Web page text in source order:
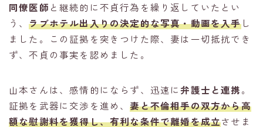
同僚医師 と継続的に不貞行為を繰り返していたとい
う、ラブホテル出入りの決定的な写真・動画を入手し
ました。この証拠を突きつけた際、妻は一切抵抗でき
ず、不貞の事実を認めました。
山本さんは、感情的にならず、迅速に 弁護士と連携。
証拠を武器に交渉を進め、妻と不倫相手の双方から高
額な慰謝料を獲得し、有利な条件で離婚を成立させま